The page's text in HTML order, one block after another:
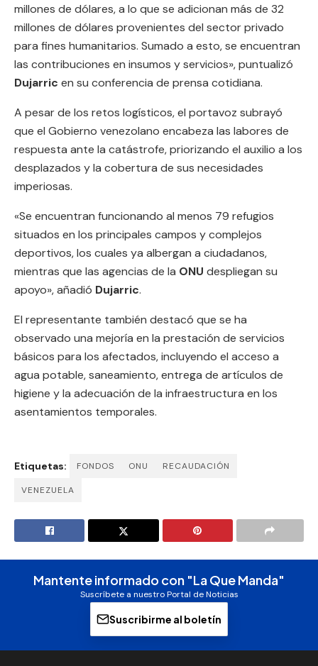
millones de dólares, a lo que se adicionan más de 32
millones de dólares provenientes del sector privado
para fines humanitarios. Sumado a esto, se encuentran
las contribuciones en insumos y servicios», puntualizó
Dujarric en su conferencia de prensa cotidiana.
A pesar de los retos logísticos, el portavoz subrayó
que el Gobierno venezolano encabeza las labores de
respuesta ante la catástrofe, priorizando el auxilio a los
desplazados y la cobertura de sus necesidades
imperiosas.
«Se encuentran funcionando al menos 79 refugios
situados en los principales campos y complejos
deportivos, los cuales ya albergan a ciudadanos,
mientras que las agencias de la ONU despliegan su
apoyo», añadió Dujarric.
El representante también destacó que se ha
observado una mejoría en la prestación de servicios
básicos para los afectados, incluyendo el acceso a
agua potable, saneamiento, entrega de artículos de
higiene y la adecuación de la infraestructura en los
asentamientos temporales.
Etiquetas: FONDOS ONU RECAUDACIÓN
VENEZUELA
Mantente informado con "La Que Manda"
Suscríbete a nuestro Portal de Noticias
Suscribirme al boletín